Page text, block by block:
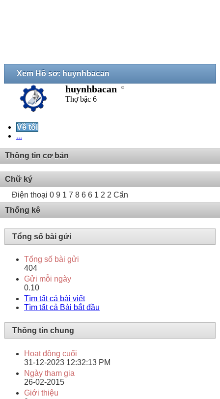
Xem Hồ sơ: huynhbacan
huynhbacan
Thợ bậc 6
Về tôi
...
Thông tin cơ bản
Chữ ký
Điện thoại 0 9 1 7 8 6 6 1 2 2 Cẩn
Thống kê
Tổng số bài gửi
Tổng số bài gửi
404
Gửi mỗi ngày
0.10
Tìm tất cả bài viết
Tìm tất cả Bài bắt đầu
Thông tin chung
Hoạt động cuối
31-12-2023 12:32:13 PM
Ngày tham gia
26-02-2015
Giới thiệu